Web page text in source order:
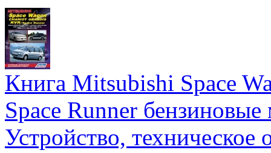
Книга Mitsubishi Space
Space Runner
Устройство,